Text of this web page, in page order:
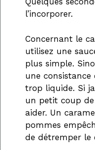
l’incorporer.
Concernant le
utilisez une
plus simple.
une consistance
trop liquide. Si
un petit coup
aider. Un
pommes
de détremper le